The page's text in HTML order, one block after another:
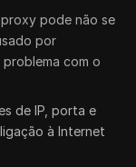
pode não se
por
com o
de IP, porta e
à Internet